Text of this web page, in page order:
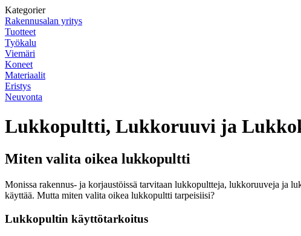
Kategorier
Rakennusalan yritys
Tuotteet
Työkalu
Viemäri
Koneet
Materiaalit
Eristys
Neuvonta
Lukkopultti, Lukkoruuvi ja
Miten valita oikea lukkopultti
Monissa rakennus- ja korjaustöissä tarvitaan lukkopultteja, lukkoruuveja ja
käyttää. Mutta miten valita oikea lukkopultti tarpeisiisi?
Lukkopultin käyttötarkoitus